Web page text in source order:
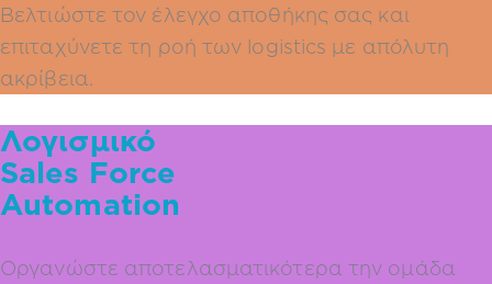
Βελτιώστε τον έλεγχο αποθήκης σας και
επιταχύνετε τη ροή των logistics με απόλυτη
ακρίβεια.
Λογισμικό
Sales Force
Automation
Οργανώστε αποτελασματικότερα την ομάδα